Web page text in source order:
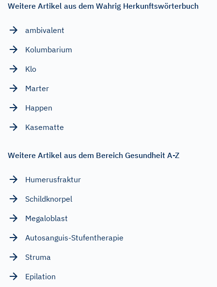
Weitere Artikel aus dem Wahrig Herkunftswörterbuch
ambivalent
Kolumbarium
Klo
Marter
Happen
Kasematte
Weitere Artikel aus dem Bereich Gesundheit A-Z
Humerusfraktur
Schildknorpel
Megaloblast
Autosanguis-Stufentherapie
Struma
Epilation